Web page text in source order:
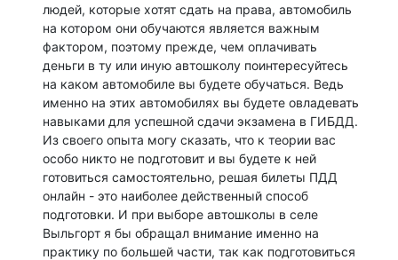
людей, которые хотят сдать на права, автомобиль
на котором они обучаются является важным
фактором, поэтому прежде, чем оплачивать
деньги в ту или иную автошколу поинтересуйтесь
на каком автомобиле вы будете обучаться. Ведь
именно на этих автомобилях вы будете овладевать
навыками для успешной сдачи экзамена в ГИБДД.
Из своего опыта могу сказать, что к теории вас
особо никто не подготовит и вы будете к ней
готовиться самостоятельно, решая билеты ПДД
онлайн - это наиболее действенный способ
подготовки. И при выборе автошколы в селе
Выльгорт я бы обращал внимание именно на
практику по большей части, так как подготовиться